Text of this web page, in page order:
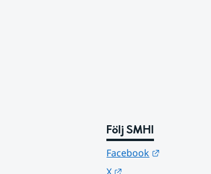
Följ SMHI
Facebook